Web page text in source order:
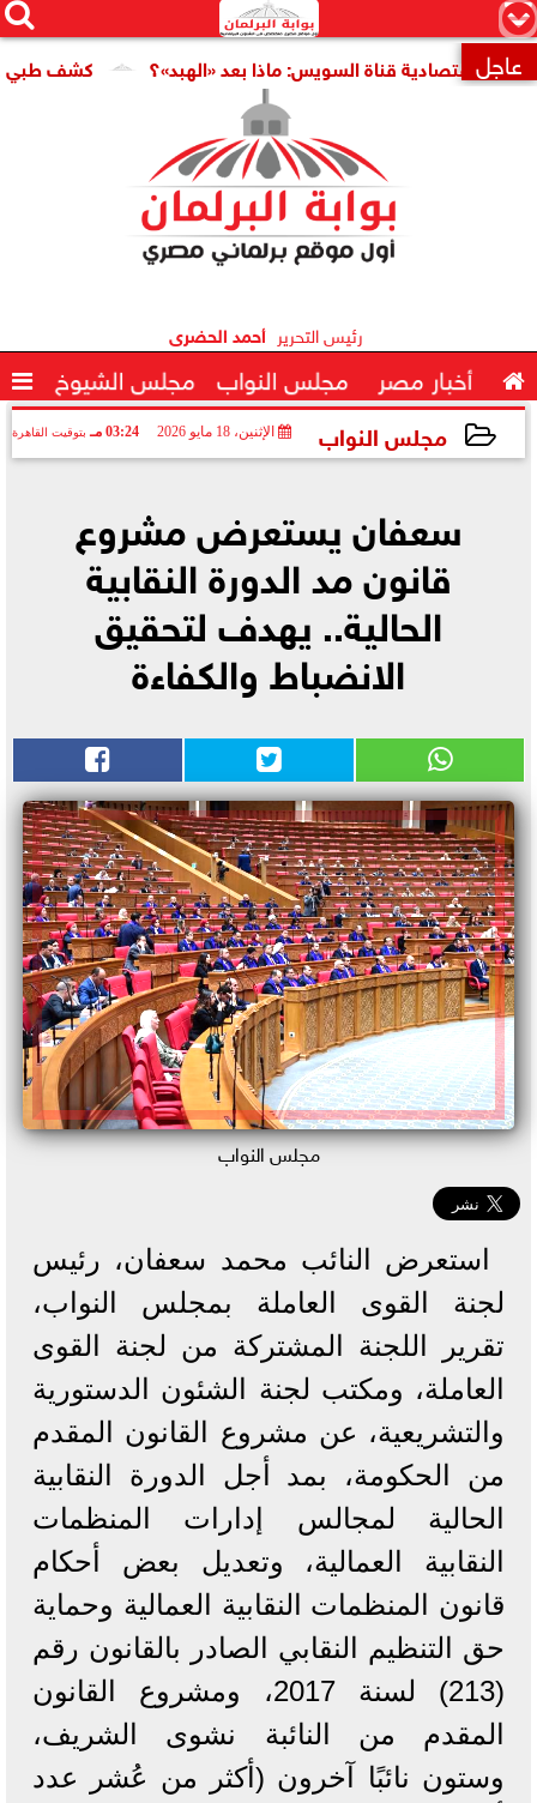
×


 عاجل كشف طبي جديد قناة السويس: ماذا بعد «الهبد»؟
رئيس التحرير أحمد الحضرى
 أخبار مصر مجلس النواب مجلس الشيوخ 
مجلس النواب الإثنين، 18 مايو 2026 03:24 مـ بتوقيت القاهرة
سعفان يستعرض مشروع
قانون مد الدورة النقابية
الحالية.. يهدف لتحقيق
الانضباط والكفاءة
مجلس النواب
استعرض النائب محمد سعفان، رئيس
لجنة القوى العاملة بمجلس النواب،
تقرير اللجنة المشتركة من لجنة القوى
العاملة، ومكتب لجنة الشئون الدستورية
والتشريعية، عن مشروع القانون المقدم
من الحكومة، بمد أجل الدورة النقابية
الحالية لمجالس إدارات المنظمات
النقابية العمالية، وتعديل بعض أحكام
قانون المنظمات النقابية العمالية وحماية
حق التنظيم النقابي الصادر بالقانون رقم
(213) لسنة 2017، ومشروع القانون
المقدم من النائبة نشوى الشريف،
وستون نائبًا آخرون (أكثر من عُشر عدد